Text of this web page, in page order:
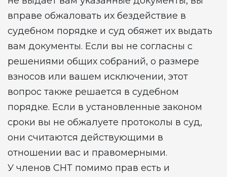
вправе обжаловать их бездействие в
судебном порядке и суд обяжет их выдать
вам документы. Если вы не согласны с
решениями общих собраний, о размере
взносов или вашем исключении, этот
вопрос также решается в судебном
порядке. Если в установленные законом
сроки вы не обжалуете протоколы в суд,
они считаются действующими в
отношении вас и правомерными.
У членов СНТ помимо прав есть и